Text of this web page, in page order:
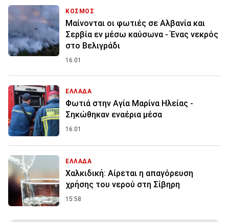
ΚΟΣΜΟΣ
Μαίνονται οι φωτιές σε Αλβανία και
Σερβία εν μέσω καύσωνα - Ένας νεκρός
στο Βελιγράδι
16:01
ΕΛΛΑΔΑ
Φωτιά στην Aγία Μαρίνα Ηλείας -
Σηκώθηκαν εναέρια μέσα
16:01
ΕΛΛΑΔΑ
Χαλκιδική: Αίρεται η απαγόρευση
χρήσης του νερού στη Σίβηρη
15:58